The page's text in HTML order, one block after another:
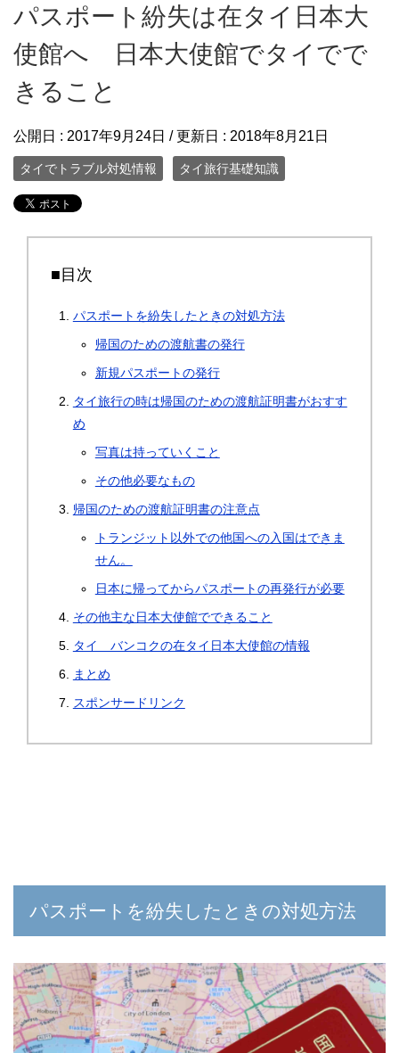
パスポート紛失は在タイ日本大
使館へ 日本大使館でタイでで
きること
公開日 : 2017年9月24日 / 更新日 : 2018年8月21日
タイでトラブル対処情報 タイ旅行基礎知識
■目次
パスポートを紛失したときの対処方法
帰国のための渡航書の発行
新規パスポートの発行
タイ旅行の時は帰国のための渡航証明書がおすす
め
写真は持っていくこと
その他必要なもの
帰国のための渡航証明書の注意点
トランジット以外での他国への入国はできま
せん。
日本に帰ってからパスポートの再発行が必要
その他主な日本大使館でできること
タイ バンコクの在タイ日本大使館の情報
まとめ
スポンサードリンク
パスポートを紛失したときの対処方法